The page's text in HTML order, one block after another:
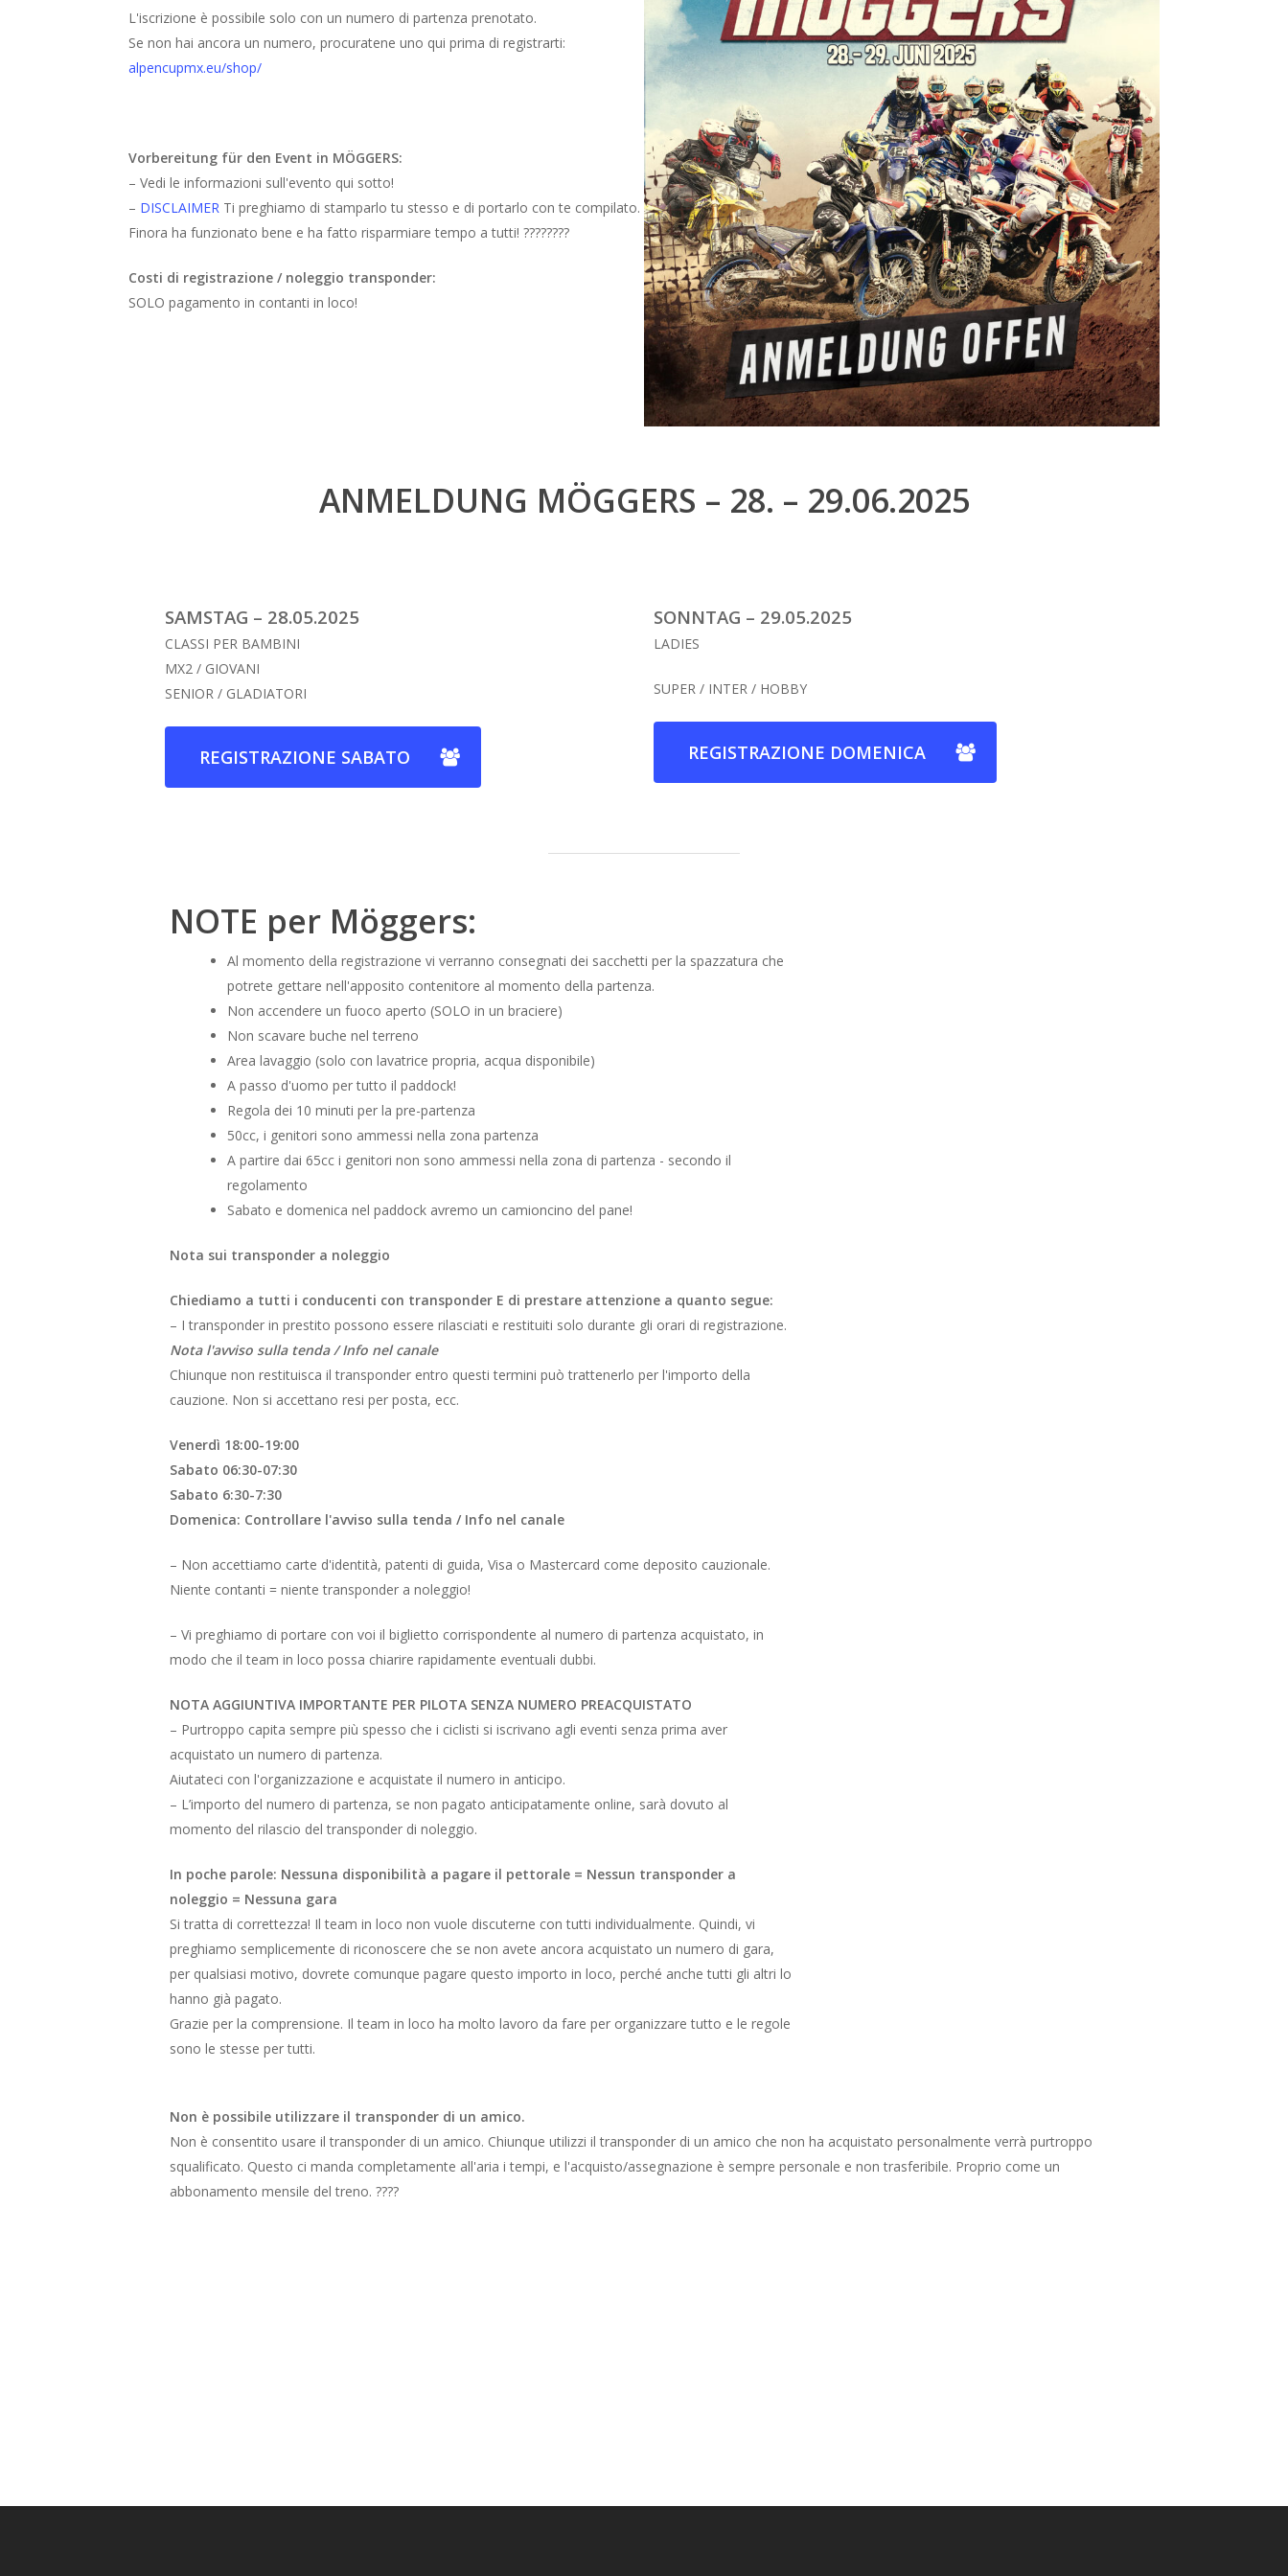
L'iscrizione è possibile solo con un numero di partenza prenotato.
Se non hai ancora un numero, procuratene uno qui prima di registrarti:
alpencupmx.eu/shop/
Vorbereitung für den Event in MÖGGERS:
– Vedi le informazioni sull'evento qui sotto!
– DISCLAIMER Ti preghiamo di stamparlo tu stesso e di portarlo con te compilato.
Finora ha funzionato bene e ha fatto risparmiare tempo a tutti! ????????
Costi di registrazione / noleggio transponder:
SOLO pagamento in contanti in loco!
ANMELDUNG MÖGGERS – 28. – 29.06.2025
SAMSTAG – 28.05.2025
CLASSI PER BAMBINI
MX2 / GIOVANI
SENIOR / GLADIATORI
REGISTRAZIONE SABATO
SONNTAG – 29.05.2025
LADIES
SUPER / INTER / HOBBY
REGISTRAZIONE DOMENICA
NOTE per Möggers:
Al momento della registrazione vi verranno consegnati dei sacchetti per la spazzatura che
potrete gettare nell'apposito contenitore al momento della partenza.
Non accendere un fuoco aperto (SOLO in un braciere)
Non scavare buche nel terreno
Area lavaggio (solo con lavatrice propria, acqua disponibile)
A passo d'uomo per tutto il paddock!
Regola dei 10 minuti per la pre-partenza
50cc, i genitori sono ammessi nella zona partenza
A partire dai 65cc i genitori non sono ammessi nella zona di partenza - secondo il
regolamento
Sabato e domenica nel paddock avremo un camioncino del pane!
Nota sui transponder a noleggio
Chiediamo a tutti i conducenti con transponder E di prestare attenzione a quanto segue:
– I transponder in prestito possono essere rilasciati e restituiti solo durante gli orari di registrazione.
Nota l'avviso sulla tenda / Info nel canale
Chiunque non restituisca il transponder entro questi termini può trattenerlo per l'importo della
cauzione. Non si accettano resi per posta, ecc.
Venerdì 18:00-19:00
Sabato 06:30-07:30
Sabato 6:30-7:30
Domenica: Controllare l'avviso sulla tenda / Info nel canale
– Non accettiamo carte d'identità, patenti di guida, Visa o Mastercard come deposito cauzionale.
Niente contanti = niente transponder a noleggio!
– Vi preghiamo di portare con voi il biglietto corrispondente al numero di partenza acquistato, in
modo che il team in loco possa chiarire rapidamente eventuali dubbi.
NOTA AGGIUNTIVA IMPORTANTE PER PILOTA SENZA NUMERO PREACQUISTATO
– Purtroppo capita sempre più spesso che i ciclisti si iscrivano agli eventi senza prima aver
acquistato un numero di partenza.
Aiutateci con l'organizzazione e acquistate il numero in anticipo.
– L’importo del numero di partenza, se non pagato anticipatamente online, sarà dovuto al
momento del rilascio del transponder di noleggio.
In poche parole: Nessuna disponibilità a pagare il pettorale = Nessun transponder a
noleggio = Nessuna gara
Si tratta di correttezza! Il team in loco non vuole discuterne con tutti individualmente. Quindi, vi
preghiamo semplicemente di riconoscere che se non avete ancora acquistato un numero di gara,
per qualsiasi motivo, dovrete comunque pagare questo importo in loco, perché anche tutti gli altri lo
hanno già pagato.
Grazie per la comprensione. Il team in loco ha molto lavoro da fare per organizzare tutto e le regole
sono le stesse per tutti.
Non è possibile utilizzare il transponder di un amico.
Non è consentito usare il transponder di un amico. Chiunque utilizzi il transponder di un amico che non ha acquistato personalmente verrà purtroppo
squalificato. Questo ci manda completamente all'aria i tempi, e l'acquisto/assegnazione è sempre personale e non trasferibile. Proprio come un
abbonamento mensile del treno. ????